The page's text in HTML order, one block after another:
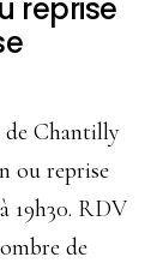
reprise
Chantilly
ou reprise
19h30. RDV
de